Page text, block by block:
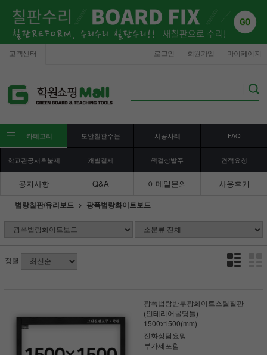
고객센터 마이페이지
회원가입
로그인
카테고리 도안칠판주문 시공사례 FAQ
학교관공서후불제 개별결제 책걸상발주 견적요청
공지사항 Q&A 이메일문의 사용후기
법랑칠판/유리보드 광폭법랑화이트보드
정렬
광폭법랑반무광화이트스틸칠판
(인테리어몰딩틀)
1500x1500(mm)
전화상담요망
부가세포함